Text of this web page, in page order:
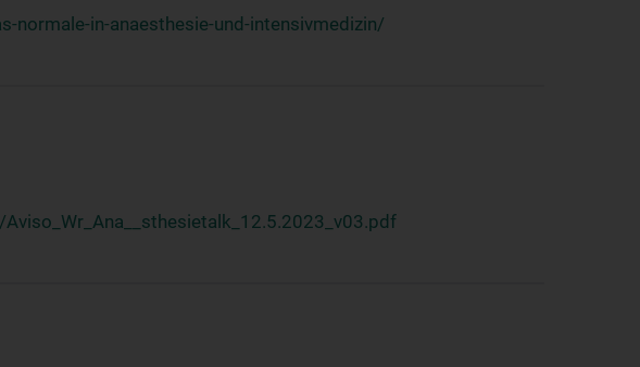
in-anaesthesie-und-intensivmedizin/